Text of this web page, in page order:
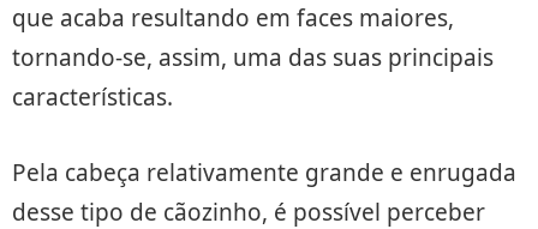
que acaba resultando em faces maiores,
tornando-se, assim, uma das suas principais
características.
Pela cabeça relativamente grande e enrugada
desse tipo de cãozinho, é possível perceber